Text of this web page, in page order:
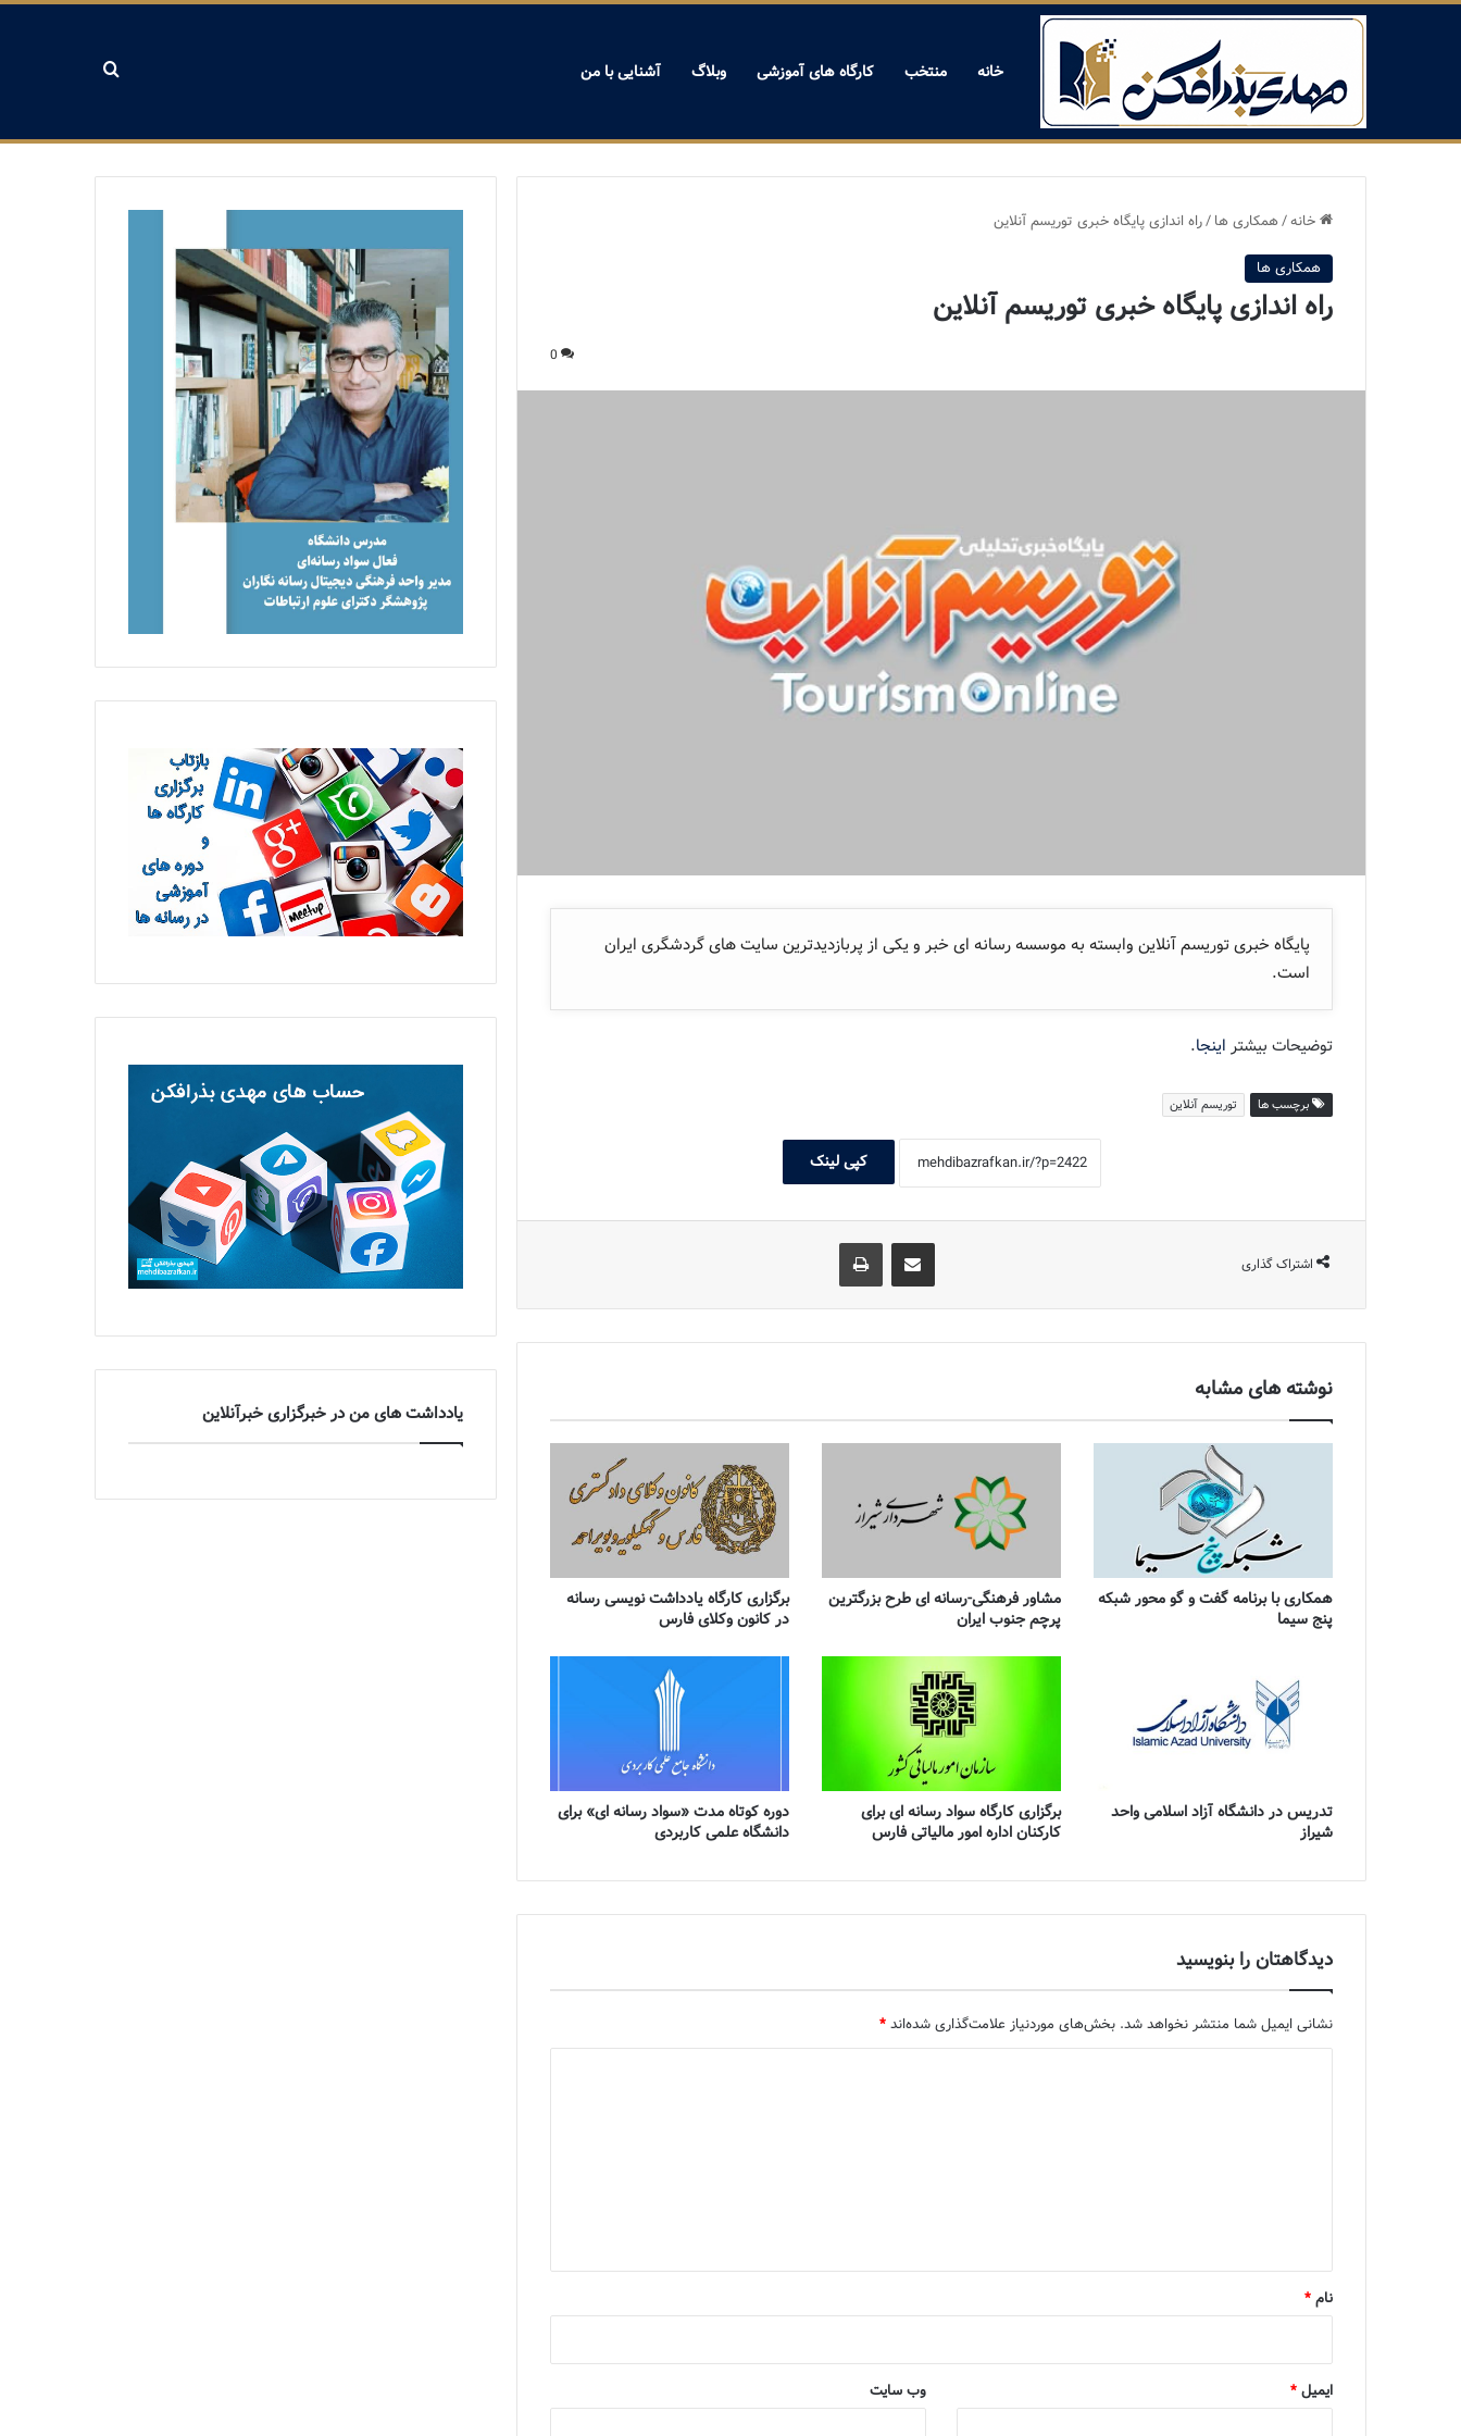
خانه منتخب کارگاه های آموزشی وبلاگ آشنایی با من
خانه/همکاری ها/راه اندازی پایگاه خبری توریسم آنلاین
همکاری ها
راه اندازی پایگاه خبری توریسم آنلاین
0
پایگاه خبری توریسم آنلاین وابسته به موسسه رسانه ای خبر و یکی از پربازدیدترین سایت های گردشگری ایران
است.
توضیحات بیشتر اینجا.
برچسب ها توریسم آنلاین
کپی لینک
اشتراک گذاری
اشتراک گذاری با ایمیل
نوشته های مشابه
همکاری با برنامه گفت و گو محور شبکه
پنج سیما
مشاور فرهنگی-رسانه ای طرح بزرگترین
پرچم جنوب ایران
برگزاری کارگاه یادداشت نویسی رسانه
در کانون وکلای فارس
تدریس در دانشگاه آزاد اسلامی واحد
شیراز
برگزاری کارگاه سواد رسانه ای برای
کارکنان اداره امور مالیاتی فارس
دوره کوتاه مدت «سواد رسانه ای» برای
دانشگاه علمی کاربردی
دیدگاهتان را بنویسید
نشانی ایمیل شما منتشر نخواهد شد. بخش‌های موردنیاز علامت‌گذاری شده‌اند*
نام*
ایمیل* وب‌ سایت
یادداشت های من در خبرگزاری خبرآنلاین